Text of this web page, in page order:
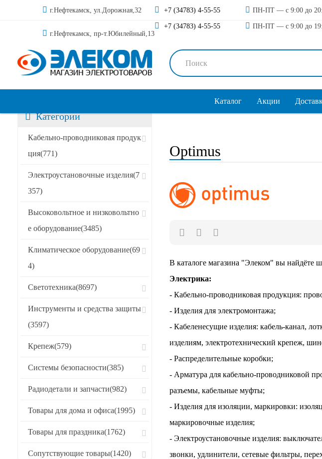
г.Нефтекамск, ул.Дорожная,32
г.Нефтекамск, пр-т.Юбилейный,13
+7 (34783) 4-55-55
+7 (34783) 4-55-55
ПН-ПТ — с 9:00 до
ПН-ПТ — с 9:00 до
Каталог Акции
Категории
Кабельно-проводниковая продук
ция(771)
Электроустановочные изделия(7
357)
Высоковольтное и низковольтно
е оборудование(3485)
Климатическое оборудование(69
4)
Светотехника(8697)
Инструменты и средства защиты
(3597)
Крепеж(579)
Системы безопасности(385)
Радиодетали и запчасти(982)
Товары для дома и офиса(1995)
Товары для праздника(1762)
Сопутствующие товары(1420)
Сортировать по:
Специальные предложения
Акции
Новинки
Optimus
В каталоге магазина "Элеком" вы найдёте
Электрика:
- Кабельно-проводниковая продукция:
- Изделия для электромонтажа;
- Кабеленесущие изделия: кабель-канал,
изделиям, электротехнический крепеж,
- Распределительные коробки;
- Арматура для кабельно-проводниковой
разъемы, кабельные муфты;
- Изделия для изоляции, маркировки:
маркировочные изделия;
- Электроустановочные изделия:
звонки, удлинители, сетевые фильтры,